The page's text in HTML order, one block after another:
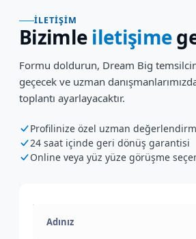
İLETIŞIM
Bizimle iletişime
Formu doldurun, Dream Big
geçecek ve uzman
toplantı ayarlayacaktır.
Profilinize özel uzman
24 saat içinde geri dönüş garantisi
Online veya yüz yüze görüşme